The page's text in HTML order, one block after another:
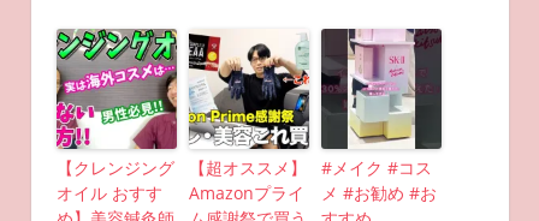
【クレンジング
オイル おすす
【超オススメ】
Amazonプライ
#メイク #コス
メ #お勧め #お